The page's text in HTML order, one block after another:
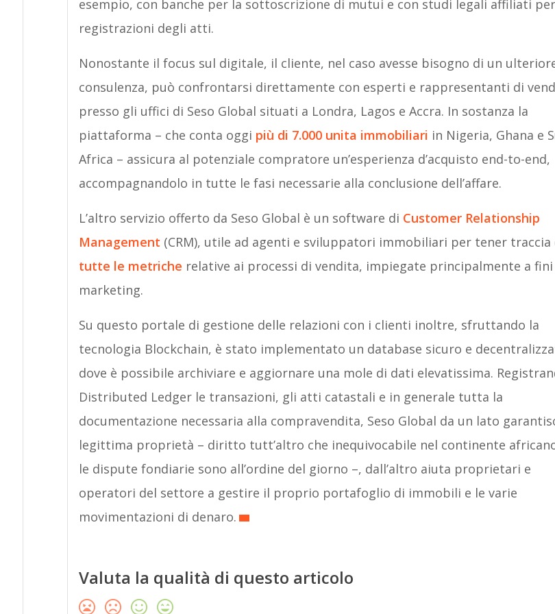
esempio, con banche per la sottoscrizione di mutui e con studi legali affiliati
registrazioni degli atti.
Nonostante il focus sul digitale, il cliente, nel caso avesse bisogno di un
consulenza, può confrontarsi direttamente con esperti e rappresentanti di
presso gli uffici di Seso Global situati a Londra, Lagos e Accra. In sostanza la
piattaforma – che conta oggi più di 7.000 unita immobiliari in Nigeria, Ghana e
Africa – assicura al potenziale compratore un’esperienza d’acquisto end-to-end,
accompagnandolo in tutte le fasi necessarie alla conclusione dell’affare.
L’altro servizio offerto da Seso Global è un software di Customer Relationship
Management (CRM), utile ad agenti e sviluppatori immobiliari per tener traccia
tutte le metriche relative ai processi di vendita, impiegate principalmente a
marketing.
Su questo portale di gestione delle relazioni con i clienti inoltre, sfruttando la
tecnologia Blockchain, è stato implementato un database sicuro e
dove è possibile archiviare e aggiornare una mole di dati elevatissima.
Distributed Ledger le transazioni, gli atti catastali e in generale tutta la
documentazione necessaria alla compravendita, Seso Global da un lato
legittima proprietà – diritto tutt’altro che inequivocabile nel continente
le dispute fondiarie sono all’ordine del giorno –, dall’altro aiuta proprietari e
operatori del settore a gestire il proprio portafoglio di immobili e le varie
movimentazioni di denaro.
Valuta la qualità di questo articolo